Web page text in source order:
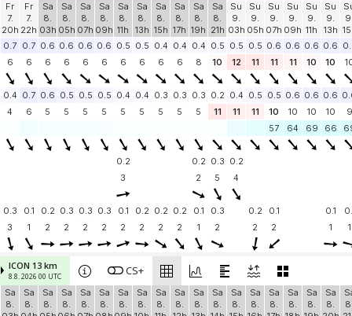
Fr
7.
20h
Fr
7.
22h
Sa
8.
03h
Sa
8.
05h
Sa
8.
07h
Sa
8.
09h
Sa
8.
11h
Sa
8.
13h
Sa
8.
15h
Sa
8.
17h
Sa
8.
19h
Sa
8.
21h
Su
9.
03h
Su
9.
05h
Su
9.
07h
Su
9.
09h
Su
9.
11h
Su
9.
13h
0.7 0.7 0.6 0.6 0.6 0.6 0.5 0.5 0.4 0.4 0.4 0.5 0.5 0.5 0.6 0.6 0.6 0.6
6
6 6 6 6 6 6 6 6 6 8 10 12 11 11 11 10 10
0.4 0.7 0.6 0.5 0.5 0.5 0.4 0.4 0.3 0.3 0.3 0.2 0.4 0.5 0.5 0.6 0.6 0.6
4
6 5 5 5 5 5 5 5 5 5 11 11 11 10 10 10 10
9
57
64 69 66
0.2 0.2 0.3 0.2
3
2 5 4
0.3 0.1 0.2 0.3 0.3 0.3 0.1 0.2 0.2 0.2 0.1 0.3 0.2 0.1 0.1
3
1 2 2 2 2 2 2 2 2 1 2 2 2 1 1
ICON 13 km
8.8. 2026 00 UTC CS+
Sa
8.
Sa
8.
Sa
8.
Sa
8.
Sa
8.
Sa
8.
Sa
8.
Sa
8.
Sa
8.
Sa
8.
Sa
8.
Sa
8.
Sa
8.
Sa
8.
Sa
8.
Sa
8.
Sa
8.
Sa
8.